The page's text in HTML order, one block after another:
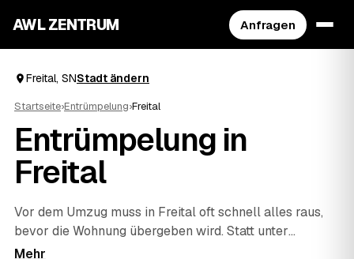
AWL ZENTRUM Anfragen
Freital, SNStadt ändern
Startseite›Entrümpelung›Freital
Entrümpelung in
Freital
Vor dem Umzug muss in Freital oft schnell alles raus,
bevor die Wohnung übergeben wird. Statt unter
Zeitdruck den erstbesten Betrieb zu nehmen, stellen